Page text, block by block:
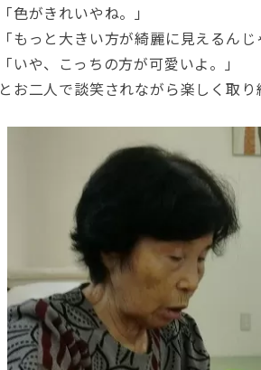
「色がきれいやね。」
「もっと大きい方が綺麗に見えるんじ
「いや、こっちの方が可愛いよ。」
とお二人で談笑されながら楽しく取り